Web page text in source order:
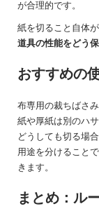
が合理的です。
紙を切ること自体
道具の性能をどう
おすすめの
布専用の裁ちばさ
紙や厚紙は別のハ
どうしても切る場
用途を分けること
きます。
まとめ：ル